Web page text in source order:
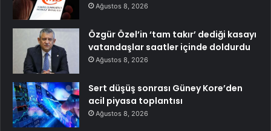
Ağustos 8, 2026
Özgür Özel’in ‘tam takır’ dediği kasayı
vatandaşlar saatler içinde doldurdu
Ağustos 8, 2026
Sert düşüş sonrası Güney Kore’den
acil piyasa toplantısı
Ağustos 8, 2026